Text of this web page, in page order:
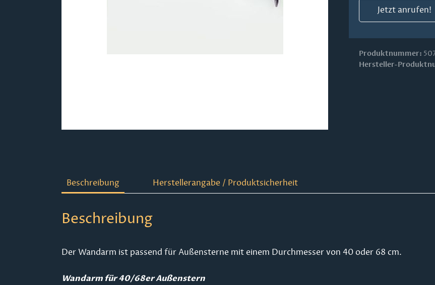
Jetzt anrufen!
Produktnummer:
Hersteller-
Beschreibung Herstellerangabe / Produktsicherheit
Beschreibung
Der Wandarm ist passend für Außensterne mit einem Durchmesser von 40 oder 68 cm.
Wandarm für 40/68er Außenstern